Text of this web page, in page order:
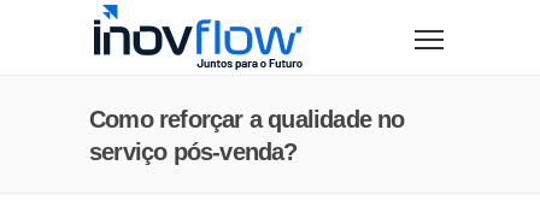
Como reforçar a qualidade no
serviço pós-venda?